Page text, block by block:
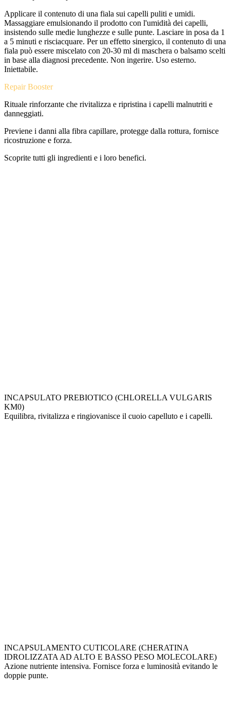
Applicare il contenuto di una fiala sui capelli puliti e umidi.
Massaggiare emulsionando il prodotto con l'umidità dei capelli,
insistendo sulle medie lunghezze e sulle punte. Lasciare in posa da 1
a 5 minuti e risciacquare. Per un effetto sinergico, il contenuto di una
fiala può essere miscelato con 20-30 ml di maschera o balsamo scelti
in base alla diagnosi precedente. Non ingerire. Uso esterno.
Iniettabile.
Repair Booster
Rituale rinforzante che rivitalizza e ripristina i capelli malnutriti e
danneggiati.
Previene i danni alla fibra capillare, protegge dalla rottura, fornisce
ricostruzione e forza.
Scoprite tutti gli ingredienti e i loro benefici.
INCAPSULATO PREBIOTICO (CHLORELLA VULGARIS
KM0)
Equilibra, rivitalizza e ringiovanisce il cuoio capelluto e i capelli.
INCAPSULAMENTO CUTICOLARE (CHERATINA
IDROLIZZATA AD ALTO E BASSO PESO MOLECOLARE)
Azione nutriente intensiva. Fornisce forza e luminosità evitando le
doppie punte.